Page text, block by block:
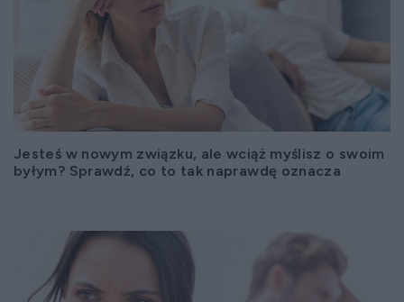
Jesteś w nowym związku, ale wciąż myślisz o swoim
byłym? Sprawdź, co to tak naprawdę oznacza